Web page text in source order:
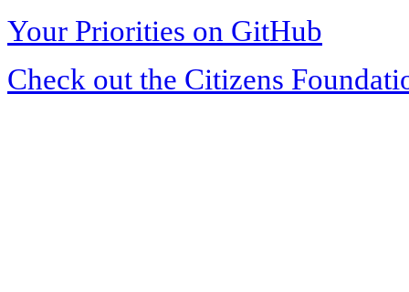
Your Priorities on GitHub
Check out the Citizens